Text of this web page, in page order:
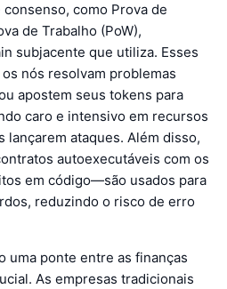
como Prova de
de Trabalho (PoW),
subjacente que utiliza. Esses
nós resolvam problemas
apostem seus tokens para
caro e intensivo em recursos
lançarem ataques. Além disso,
autoexecutáveis com os
em código—são usados para
reduzindo o risco de erro
uma ponte entre as finanças
As empresas tradicionais